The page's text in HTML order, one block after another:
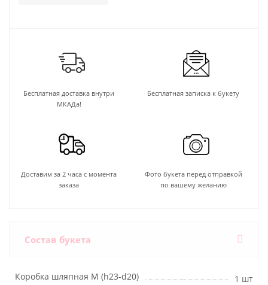
Бесплатная доставка внутри
МКАДа!
Бесплатная записка к букету
Доставим за 2 часа с момента
заказа
Фото букета перед отправкой
по вашему желанию
Состав букета
Коробка шляпная M (h23-d20)
1 шт